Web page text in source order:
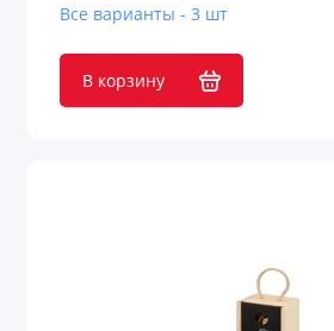
Все варианты - 3 шт
В корзину